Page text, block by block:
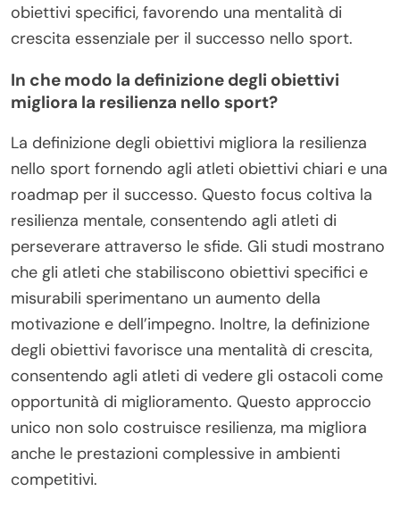
obiettivi specifici, favorendo una mentalità di
crescita essenziale per il successo nello sport.
In che modo la definizione degli obiettivi
migliora la resilienza nello sport?
La definizione degli obiettivi migliora la resilienza
nello sport fornendo agli atleti obiettivi chiari e una
roadmap per il successo. Questo focus coltiva la
resilienza mentale, consentendo agli atleti di
perseverare attraverso le sfide. Gli studi mostrano
che gli atleti che stabiliscono obiettivi specifici e
misurabili sperimentano un aumento della
motivazione e dell’impegno. Inoltre, la definizione
degli obiettivi favorisce una mentalità di crescita,
consentendo agli atleti di vedere gli ostacoli come
opportunità di miglioramento. Questo approccio
unico non solo costruisce resilienza, ma migliora
anche le prestazioni complessive in ambienti
competitivi.